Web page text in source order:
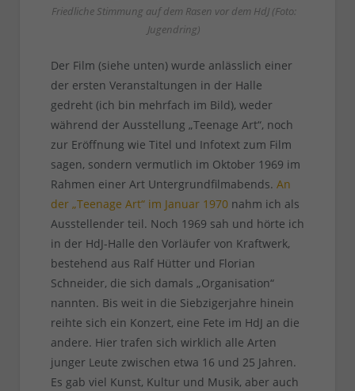
Friedliche Stimmung auf dem Rasen vor dem HdJ (Foto:
Jugendring)
Der Film (siehe unten) wurde anlässlich einer
der ersten Veranstaltungen in der Halle
gedreht (ich bin mehrfach im Bild), weder
während der Ausstellung „Teenage Art“, noch
zur Eröffnung wie Titel und Infotext zum Film
sagen, sondern vermutlich im Oktober 1969 im
Rahmen einer Art Untergrundfilmabends. An
der „Teenage Art“ im Januar 1970nahm ich als
Ausstellender teil. Noch 1969 sah und hörte ich
in der HdJ-Halle den Vorläufer von Kraftwerk,
bestehend aus Ralf Hütter und Florian
Schneider, die sich damals „Organisation“
nannten. Bis weit in die Siebzigerjahre hinein
reihte sich ein Konzert, eine Fete im HdJ an die
andere. Hier trafen sich wirklich alle Arten
junger Leute zwischen etwa 16 und 25 Jahren.
Es gab viel Kunst, Kultur und Musik, aber auch